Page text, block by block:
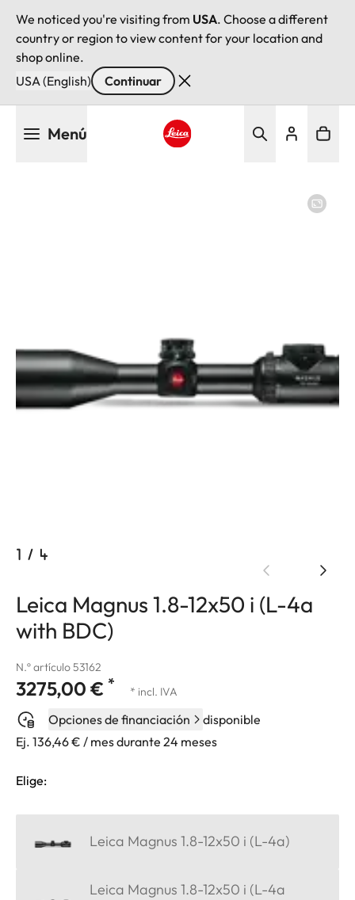
We noticed you're visiting from USA. Choose a different
country or region to view content for your location and
shop online.
USA (English)
Continuar
Menú
1 / 4
Leica Magnus 1.8-12x50 i (L-4a
with BDC)
N.º artículo 53162
3275,00 € * * incl. IVA
Opciones de financiación
disponible
Ej. 136,46 € / mes durante 24 meses
Elige:
Leica Magnus 1.8-12x50 i (L-4a)
Leica Magnus 1.8-12x50 i (L-4a